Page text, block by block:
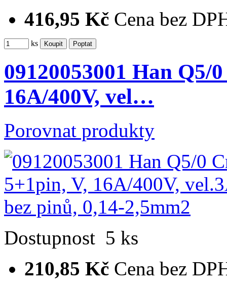
416,95 Kč Cena bez
ks
09120053001 Han
16A/400V, vel…
Porovnat produkty
Dostupnost 5 ks
210,85 Kč Cena bez